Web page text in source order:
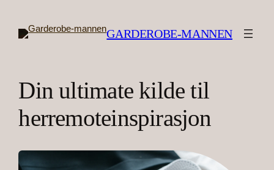
innhold
GARDEROBE-MANNEN
Din ultimate kilde til
herremoteinspirasjon